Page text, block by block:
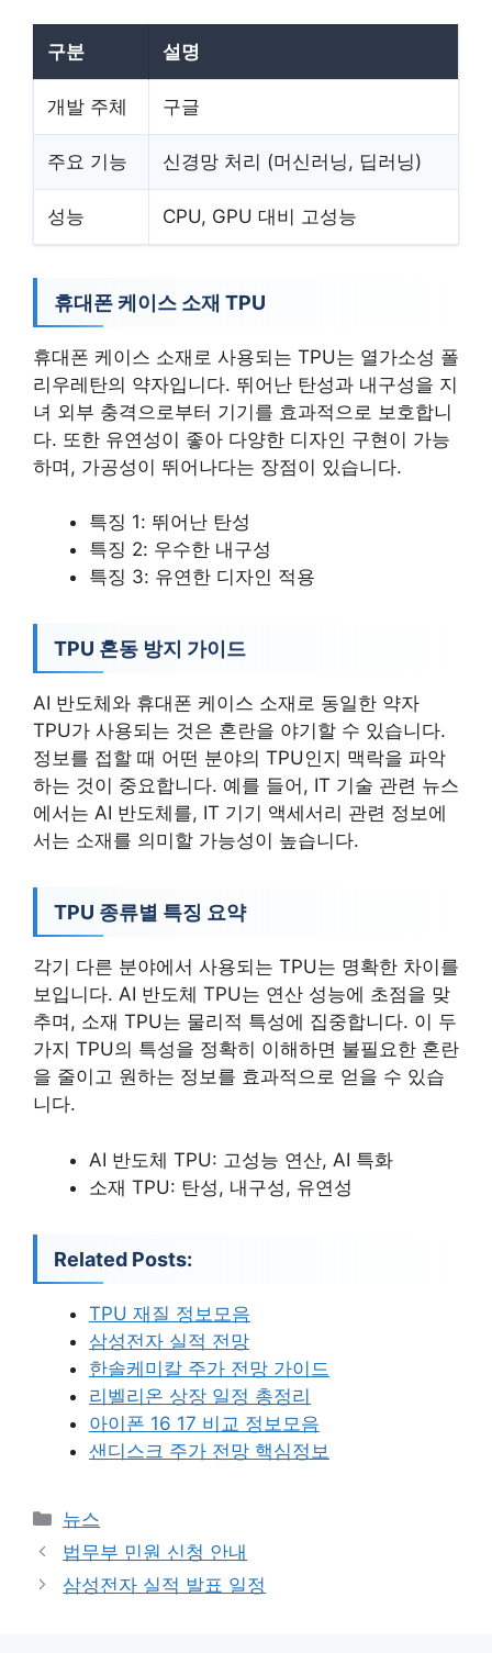
구분 설명
개발 주체 구글
주요 기능 신경망 처리 (머신러닝, 딥러닝)
성능 CPU, GPU 대비 고성능
휴대폰 케이스 소재 TPU
휴대폰 케이스 소재로 사용되는 TPU는 열가소성 폴
리우레탄의 약자입니다. 뛰어난 탄성과 내구성을 지
녀 외부 충격으로부터 기기를 효과적으로 보호합니
다. 또한 유연성이 좋아 다양한 디자인 구현이 가능
하며, 가공성이 뛰어나다는 장점이 있습니다.
특징 1: 뛰어난 탄성
특징 2: 우수한 내구성
특징 3: 유연한 디자인 적용
TPU 혼동 방지 가이드
AI 반도체와 휴대폰 케이스 소재로 동일한 약자
TPU가 사용되는 것은 혼란을 야기할 수 있습니다.
정보를 접할 때 어떤 분야의 TPU인지 맥락을 파악
하는 것이 중요합니다. 예를 들어, IT 기술 관련 뉴스
에서는 AI 반도체를, IT 기기 액세서리 관련 정보에
서는 소재를 의미할 가능성이 높습니다.
TPU 종류별 특징 요약
각기 다른 분야에서 사용되는 TPU는 명확한 차이를
보입니다. AI 반도체 TPU는 연산 성능에 초점을 맞
추며, 소재 TPU는 물리적 특성에 집중합니다. 이 두
가지 TPU의 특성을 정확히 이해하면 불필요한 혼란
을 줄이고 원하는 정보를 효과적으로 얻을 수 있습
니다.
AI 반도체 TPU: 고성능 연산, AI 특화
소재 TPU: 탄성, 내구성, 유연성
Related Posts:
TPU 재질 정보모음
삼성전자 실적 전망
한솔케미칼 주가 전망 가이드
리벨리온 상장 일정 총정리
아이폰 16 17 비교 정보모음
샌디스크 주가 전망 핵심정보
카
테
고
리
뉴스
법무부 민원 신청 안내
삼성전자 실적 발표 일정